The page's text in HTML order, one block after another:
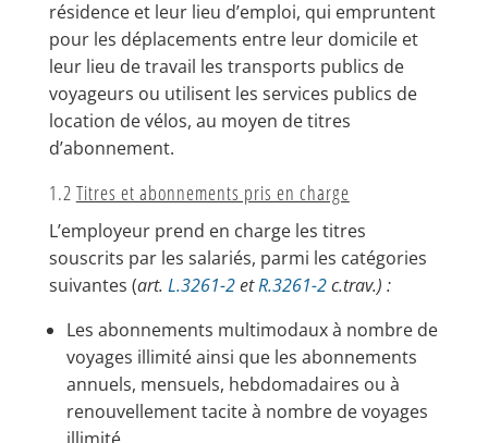
résidence et leur lieu d’emploi, qui empruntent
pour les déplacements entre leur domicile et
leur lieu de travail les transports publics de
voyageurs ou utilisent les services publics de
location de vélos, au moyen de titres
d’abonnement.
1.2 Titres et abonnements pris en charge
L’employeur prend en charge les titres
souscrits par les salariés, parmi les catégories
suivantes (art. L.3261-2etR.3261-2c.trav.) :
Les abonnements multimodaux à nombre de
voyages illimité ainsi que les abonnements
annuels, mensuels, hebdomadaires ou à
renouvellement tacite à nombre de voyages